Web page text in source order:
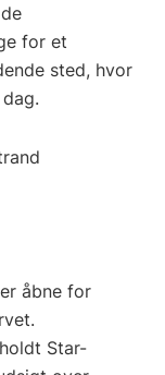
for et
sted, hvor
åbne for
Star-